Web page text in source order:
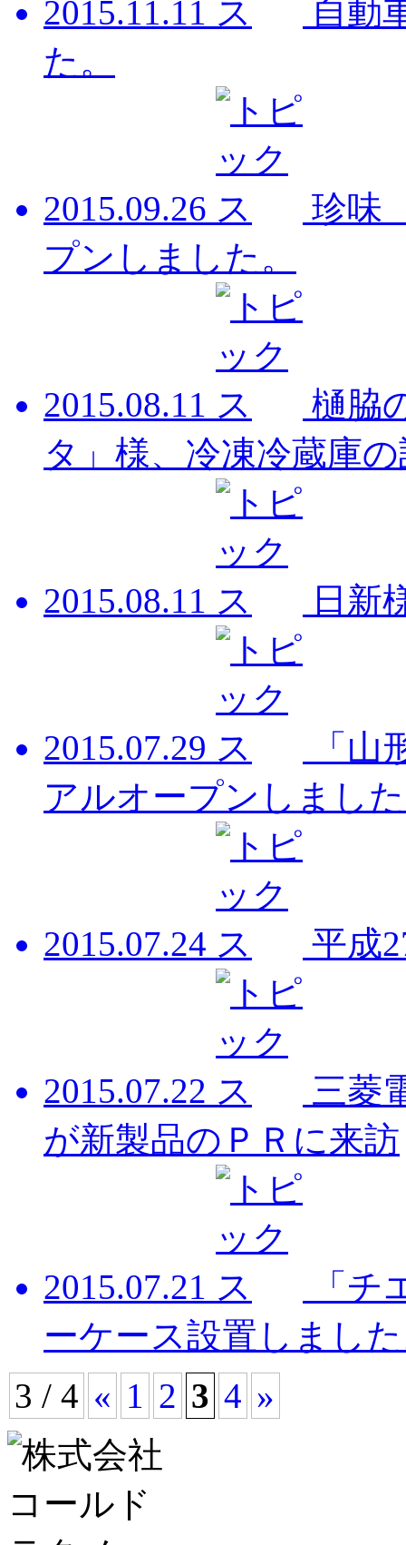
2015.11.11
自動
た。
2015.09.26
珍味
プンしました。
2015.08.11
樋脇
タ」様、冷凍冷蔵庫
2015.08.11 日新
2015.07.29
「
アルオープンしまし
2015.07.24 平成
2015.07.22
三菱
が新製品のＰＲに来訪
2015.07.21
「
ーケース設置しまし
3 / 4 « 1 2 3 4 »